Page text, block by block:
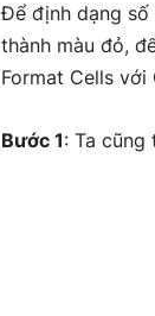
Để định dạng số
thành màu đỏ,
Format Cells với
Bước 1: Ta cũng